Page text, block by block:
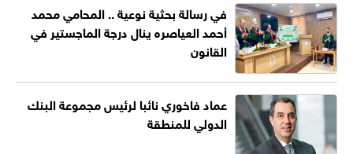
في رسالة بحثية نوعية .. المحامي محمد
أحمد العياصره ينال درجة الماجستير في
القانون
عماد فاخوري نائبا لرئيس مجموعة البنك
الدولي للمنطقة